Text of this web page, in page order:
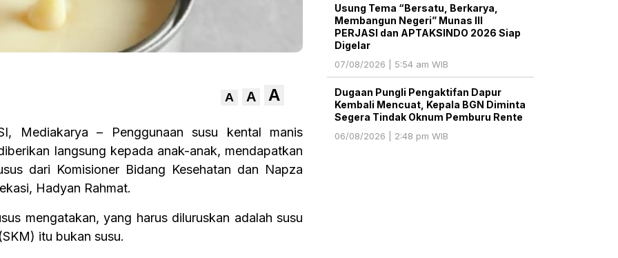
A A A
Mediakarya – Penggunaan susu kental manis
langsung kepada anak-anak, mendapatkan
dari Komisioner Bidang Kesehatan dan Napza
Hadyan Rahmat.
mengatakan, yang harus diluruskan adalah susu
itu bukan susu.
Usung Tema “Bersatu, Berkarya,
Membangun Negeri” Munas III
PERJASI dan APTAKSINDO 2026 Siap
Digelar
07/08/2026 | 5:54 am WIB
Dugaan Pungli Pengaktifan Dapur
Kembali Mencuat, Kepala BGN Diminta
Segera Tindak Oknum Pemburu Rente
06/08/2026 | 2:48 pm WIB